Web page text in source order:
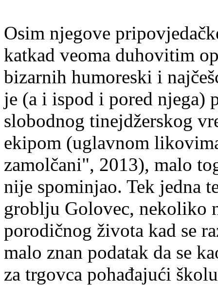
Osim njegove
katkad veoma duhovitim
bizarnih humoreski i
je (a i ispod i pored njega)
slobodnog tinejdžerskog
ekipom (uglavnom
zamolčani", 2013), malo
nije spominjao. Tek jedna
groblju Golovec, nekoliko
porodičnog života kad se
malo znan podatak da se
za trgovca pohađajući